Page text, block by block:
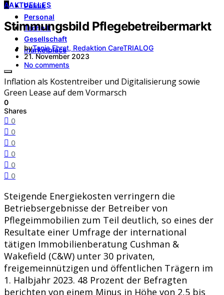
Politik
Personal
Technik
Gesellschaft
marketplace
AAKTUELLES
Stimmungsbild Pflegebetreibermarkt
byTanja Ehret, Redaktion CareTRIALOG
21. November 2023
No comments
Inflation als Kostentreiber und Digitalisierung sowie
Green Lease auf dem Vormarsch
0
Shares
0
0
0
0
0
0
Steigende Energiekosten verringern die
Betriebsergebnisse der Betreiber von
Pflegeimmobilien zum Teil deutlich, so eines der
Resultate einer Umfrage der international
tätigen Immobilienberatung Cushman &
Wakefield (C&W) unter 30 privaten,
freigemeinnützigen und öffentlichen Trägern im
1. Halbjahr 2023. 48 Prozent der Befragten
berichten von einem Minus in Höhe von 2,5 bis